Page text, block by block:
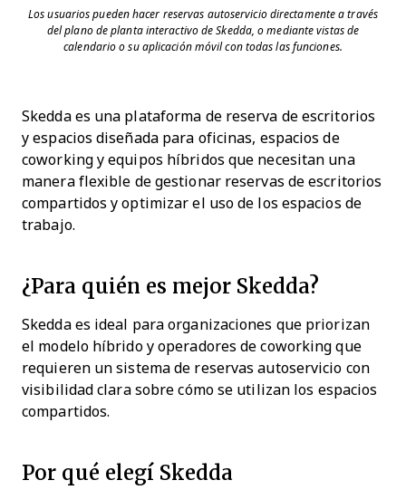
Los usuarios pueden hacer reservas autoservicio directamente a través
del plano de planta interactivo de Skedda, o mediante vistas de
calendario o su aplicación móvil con todas las funciones.
Skedda es una plataforma de reserva de escritorios
y espacios diseñada para oficinas, espacios de
coworking y equipos híbridos que necesitan una
manera flexible de gestionar reservas de escritorios
compartidos y optimizar el uso de los espacios de
trabajo.
¿Para quién es mejor Skedda?
Skedda es ideal para organizaciones que priorizan
el modelo híbrido y operadores de coworking que
requieren un sistema de reservas autoservicio con
visibilidad clara sobre cómo se utilizan los espacios
compartidos.
Por qué elegí Skedda